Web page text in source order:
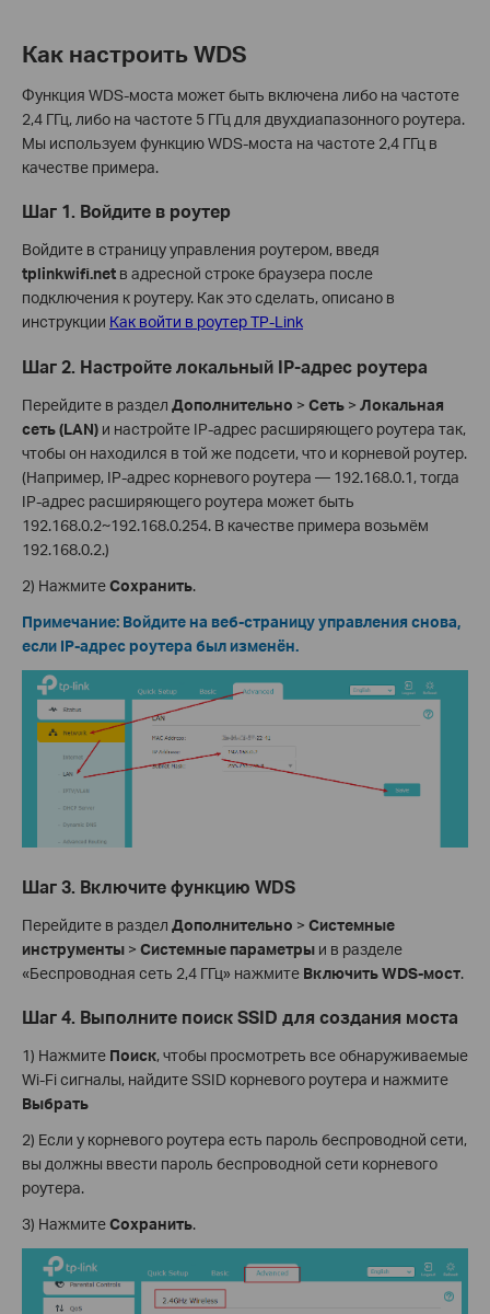
Как настроить WDS
Функция WDS-моста может быть включена либо на частоте
2,4 ГГц, либо на частоте 5 ГГц для двухдиапазонного роутера.
Мы используем функцию WDS-моста на частоте 2,4 ГГц в
качестве примера.
Шаг 1. Войдите в роутер
Войдите в страницу управления роутером, введя
tplinkwifi.net в адресной строке браузера после
подключения к роутеру. Как это сделать, описано в
инструкции Как войти в роутер TP-Link
Шаг 2. Настройте локальный IP-адрес роутера
Перейдите в раздел Дополнительно > Сеть > Локальная
сеть (LAN) и настройте IP-адрес расширяющего роутера так,
чтобы он находился в той же подсети, что и корневой роутер.
(Например, IP-адрес корневого роутера — 192.168.0.1, тогда
IP-адрес расширяющего роутера может быть
192.168.0.2~192.168.0.254. В качестве примера возьмём
192.168.0.2.)
2) НажмитеСохранить.
Примечание: Войдите на веб-страницу управления снова,
если IP-адрес роутера был изменён.
Шаг 3. Включите функцию WDS
Перейдите в раздел Дополнительно > Системные
инструменты > Системные параметры и в разделе
«Беспроводная сеть 2,4 ГГц» нажмите Включить WDS-мост.
Шаг 4. Выполните поиск SSID для создания моста
1) Нажмите Поиск, чтобы просмотреть все обнаруживаемые
Wi-Fi сигналы, найдите SSID корневого роутера и нажмите
Выбрать
2) Если у корневого роутера есть пароль беспроводной сети,
вы должны ввести пароль беспроводной сети корневого
роутера.
3) НажмитеСохранить.